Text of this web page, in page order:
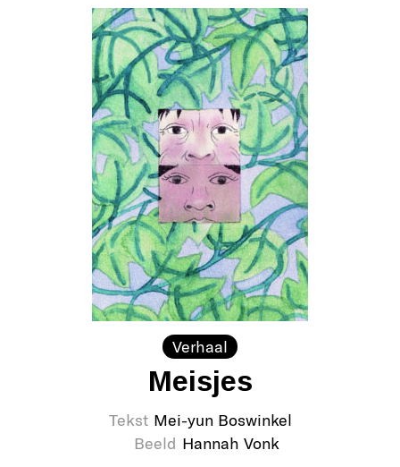
Verhaal
Meisjes
Tekst Mei-yun Boswinkel
Beeld Hannah Vonk